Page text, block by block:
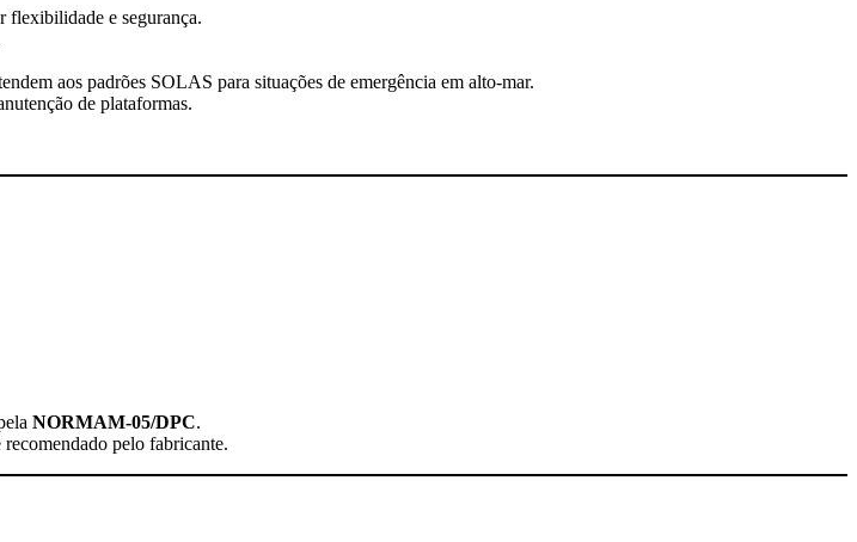
flexibilidade e segurança.
aos padrões SOLAS para situações de emergência em alto-mar.
de plataformas.
NORMAM-05/DPC.
pelo fabricante.